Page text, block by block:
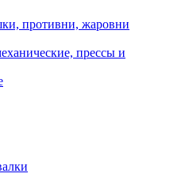
противни, жаровни
прессы и